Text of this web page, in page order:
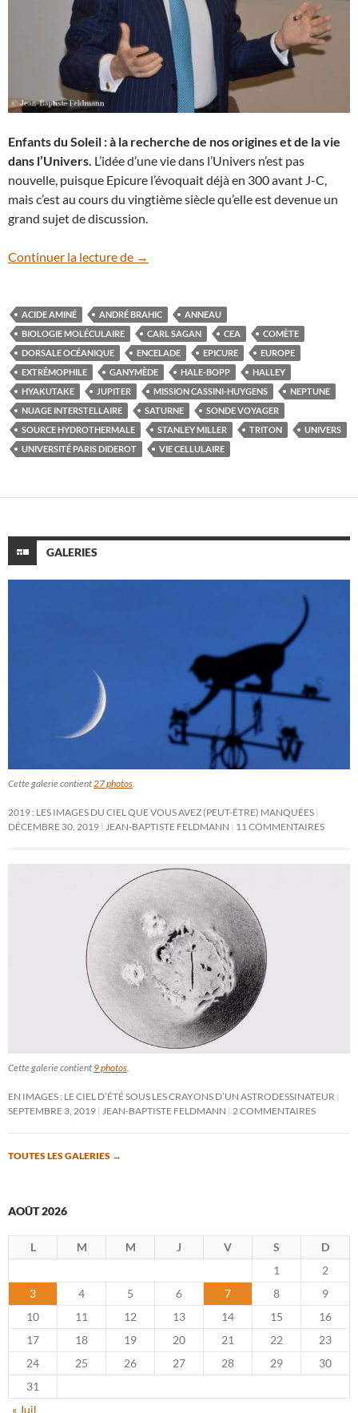
Enfants du Soleil : à la recherche de nos origines et de la vie
dans l’Univers. L’idée d’une vie dans l’Univers n’est pas
nouvelle, puisque Epicure l’évoquait déjà en 300 avant J-C,
mais c’est au cours du vingtième siècle qu’elle est devenue un
grand sujet de discussion.
Continuer la lecture de André Brahic en conférence à Dijon
→
ACIDE AMINÉ ANDRÉ BRAHIC
ANNEAU
BIOLOGIE MOLÉCULAIRE
CARL SAGAN CEA
COMÈTE
DORSALE OCÉANIQUE
ENCELADE EPICURE
EUROPE
EXTRÊMOPHILE
GANYMÈDE HALE-BOPP
HALLEY
HYAKUTAKE
JUPITER MISSION CASSINI-HUYGENS
NEPTUNE
NUAGE INTERSTELLAIRE
SATURNE
SONDE VOYAGER
SOURCE HYDROTHERMALE
STANLEY MILLER TRITON
UNIVERS
UNIVERSITÉ PARIS DIDEROT
VIE CELLULAIRE
GALERIES
Cette galerie contient 27 photos
2019 : LES IMAGES DU CIEL QUE VOUS AVEZ (PEUT-ÊTRE) MANQUÉES
DÉCEMBRE 30, 2019
JEAN-BAPTISTE FELDMANN 11 COMMENTAIRES
Cette galerie contient 9 photos
EN IMAGES : LE CIEL D’ÉTÉ SOUS LES CRAYONS D’UN ASTRODESSINATEUR
SEPTEMBRE 3, 2019
JEAN-BAPTISTE FELDMANN 2 COMMENTAIRES
TOUTES LES GALERIES →
AOÛT 2026
L M M J V S
D
1
2
3
4 5 6 7 8
9
10
11 12 13 14 15
16
17
18 19 20 21 22
23
24
25 26 27 28 29
30
31
« Juil